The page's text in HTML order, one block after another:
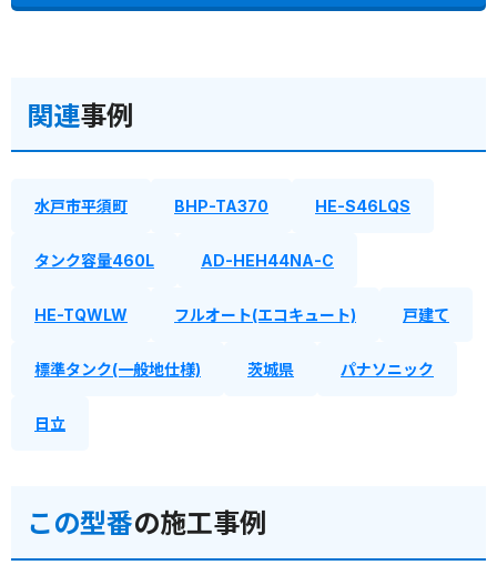
関連事例
水戸市平須町 BHP-TA370 HE-S46LQS
タンク容量460L AD-HEH44NA-C
HE-TQWLW フルオート(エコキュート) 戸建て
標準タンク(一般地仕様) 茨城県 パナソニック
日立
この型番の施工事例